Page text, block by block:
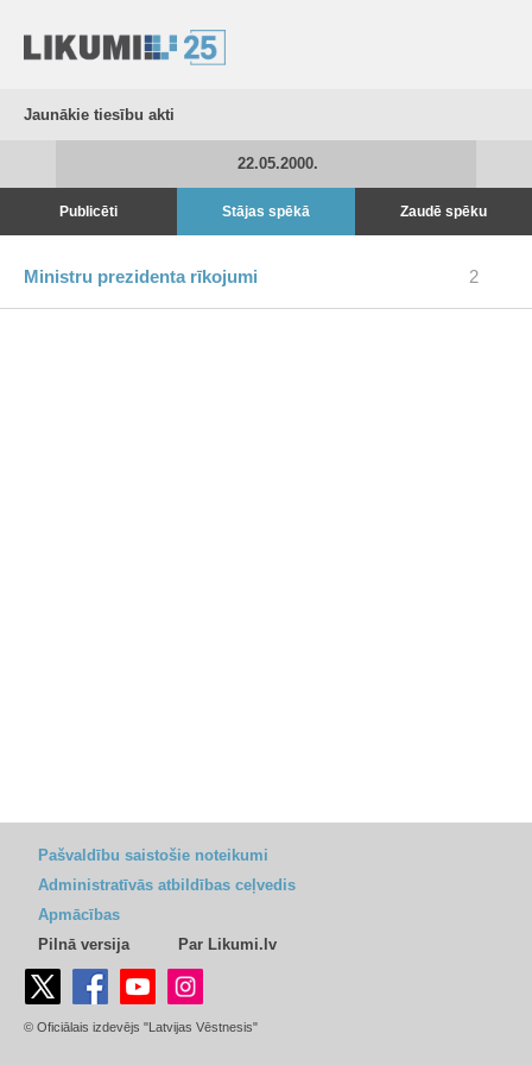
Jaunākie tiesību akti
22.05.2000.
Publicēti Stājas spēkā Zaudē spēku
Ministru prezidenta rīkojumi 2
Pašvaldību saistošie noteikumi
Administratīvās atbildības ceļvedis
Apmācības
Pilnā versija
Par Likumi.lv
© Oficiālais izdevējs "Latvijas Vēstnesis"